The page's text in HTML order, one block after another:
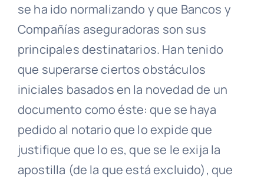
se ha ido normalizando y que Bancos y
Compañías aseguradoras son sus
principales destinatarios. Han tenido
que superarse ciertos obstáculos
iniciales basados en la novedad de un
documento como éste: que se haya
pedido al notario que lo expide que
justifique que lo es, que se le exija la
apostilla (de la que está excluido), que